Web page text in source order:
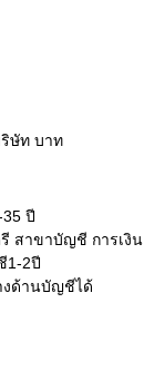
ษัท บาท
ปี
สาขาบัญชี การเงิน
1-2ปี
งด้านบัญชีได้